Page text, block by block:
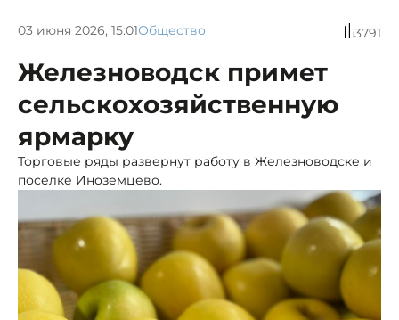
03 июня 2026, 15:01Общество 3791
Железноводск примет
сельскохозяйственную
ярмарку
Торговые ряды развернут работу в Железноводске и
поселке Иноземцево.